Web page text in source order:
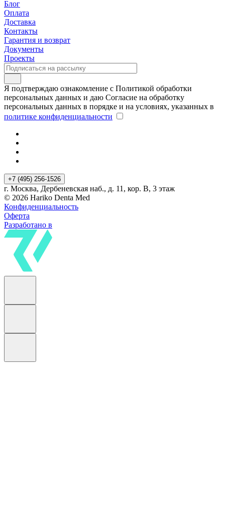
Блог
Оплата
Доставка
Контакты
Гарантия и возврат
Документы
Проекты
Я подтверждаю ознакомление с Политикой обработки
персональных данных и даю Согласие на обработку
персональных данных в порядке и на условиях, указанных в
политике конфиденциальности
+7 (495) 256-1526
г. Москва, Дербеневская наб., д. 11, кор. В, 3 этаж
© 2026 Hariko Denta Med
Конфиденциальность
Оферта
Разработано в